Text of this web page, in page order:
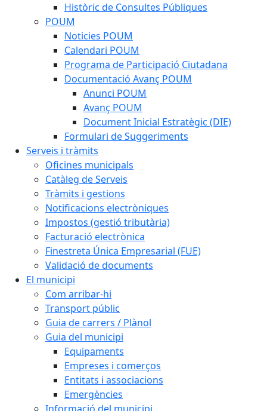
Històric de Consultes Públiques
POUM
Noticies POUM
Calendari POUM
Programa de Participació Ciutadana
Documentació Avanç POUM
Anunci POUM
Avanç POUM
Document Inicial Estratègic (DIE)
Formulari de Suggeriments
Serveis i tràmits
Oficines municipals
Catàleg de Serveis
Tràmits i gestions
Notificacions electròniques
Impostos (gestió tributària)
Facturació electrònica
Finestreta Única Empresarial (FUE)
Validació de documents
El municipi
Com arribar-hi
Transport públic
Guia de carrers / Plànol
Guia del municipi
Equipaments
Empreses i comerços
Entitats i associacions
Emergències